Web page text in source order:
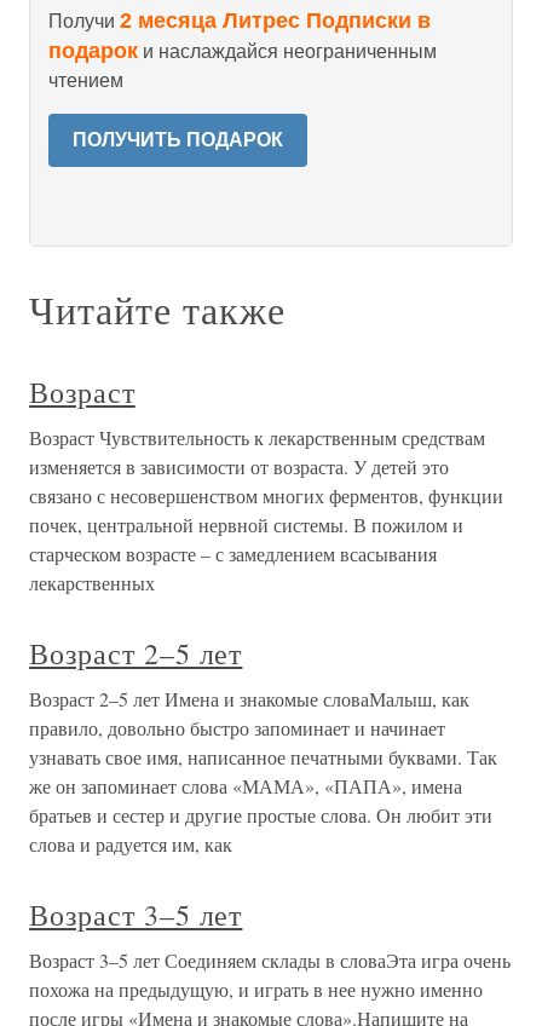
Получи 2 месяца Литрес Подписки в
подарок и наслаждайся неограниченным
чтением
ПОЛУЧИТЬ ПОДАРОК
Читайте также
Возраст
Возраст Чувствительность к лекарственным средствам
изменяется в зависимости от возраста. У детей это
связано с несовершенством многих ферментов, функции
почек, центральной нервной системы. В пожилом и
старческом возрасте – с замедлением всасывания
лекарственных
Возраст 2–5 лет
Возраст 2–5 лет Имена и знакомые словаМалыш, как
правило, довольно быстро запоминает и начинает
узнавать свое имя, написанное печатными буквами. Так
же он запоминает слова «МАМА», «ПАПА», имена
братьев и сестер и другие простые слова. Он любит эти
слова и радуется им, как
Возраст 3–5 лет
Возраст 3–5 лет Соединяем склады в словаЭта игра очень
похожа на предыдущую, и играть в нее нужно именно
после игры «Имена и знакомые слова».Напишите на